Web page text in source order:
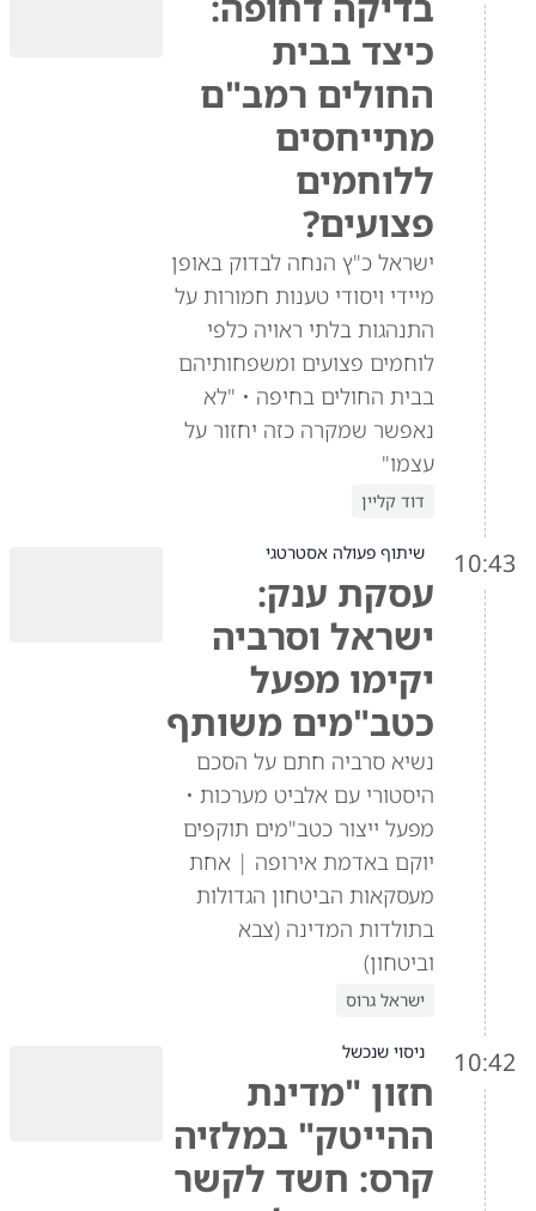
כיצד בבית
החולים רמב"ם
מתייחסים
ללוחמים
פצועים?
ישראל כ"ץ הנחה לבדוק באופן
מיידי ויסודי טענות חמורות על
התנהגות בלתי ראויה כלפי
לוחמים פצועים ומשפחותיהם
בבית החולים בחיפה • "לא
נאפשר שמקרה כזה יחזור על
עצמו"
דוד קליין
10:43 שיתוף פעולה אסטרטגי
עסקת ענק:
ישראל וסרביה
יקימו מפעל
כטב"מים משותף
נשיא סרביה חתם על הסכם
היסטורי עם אלביט מערכות •
מפעל ייצור כטב"מים תוקפים
יוקם באדמת אירופה | אחת
מעסקאות הביטחון הגדולות
בתולדות המדינה (צבא
וביטחון)
ישראל גרוס
10:42 ניסוי שנכשל
חזון "מדינת
ההייטק" במלזיה
קרס: חשד לקשר